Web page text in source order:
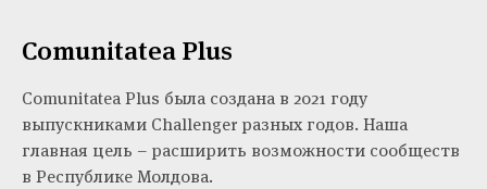
Comunitatea Plus
Comunitatea Plus была создана в 2021 году
выпускниками Challenger разных годов. Наша
главная цель – расширить возможности сообществ
в Республике Молдова.